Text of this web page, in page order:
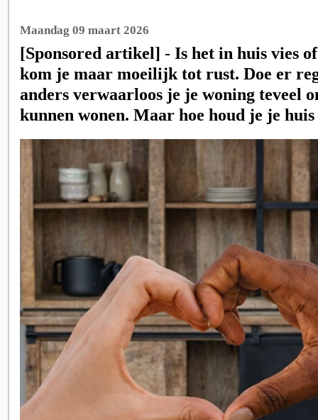
Maandag 09 maart 2026
[Sponsored artikel] - Is het in huis vies
kom je maar moeilijk tot rust. Doe er
anders verwaarloos je je woning teveel
kunnen wonen. Maar hoe houd je je huis